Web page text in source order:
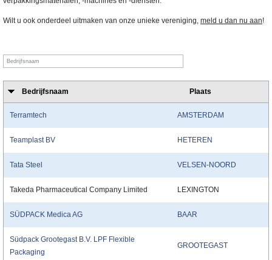
Wilt u ook onderdeel uitmaken van onze unieke vereniging, meld u dan nu aan!
Bedrijfsnaam Plaats
Terramtech AMSTERDAM
Teamplast BV HETEREN
Tata Steel VELSEN-NOORD
Takeda Pharmaceutical Company Limited LEXINGTON
SÜDPACK Medica AG BAAR
Südpack Grootegast B.V. LPF Flexible
Packaging
GROOTEGAST